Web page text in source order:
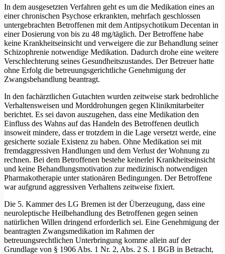
In dem ausgesetzten Verfahren geht es um die Medikation eines an
einer chronischen Psychose erkrankten, mehrfach geschlossen
untergebrachten Betroffenen mit dem Antipsychotikum Decentan in
einer Dosierung von bis zu 48 mg/täglich. Der Betroffene habe
keine Krankheitseinsicht und verweigere die zur Behandlung seiner
Schizophrenie notwendige Medikation. Dadurch drohe eine weitere
Verschlechterung seines Gesundheitszustandes. Der Betreuer hatte
ohne Erfolg die betreuungsgerichtliche Genehmigung der
Zwangsbehandlung beantragt.
In den fachärztlichen Gutachten wurden zeitweise stark bedrohliche
Verhaltensweisen und Morddrohungen gegen Klinikmitarbeiter
berichtet. Es sei davon auszugehen, dass eine Medikation den
Einfluss des Wahns auf das Handeln des Betroffenen deutlich
insoweit mindere, dass er trotzdem in die Lage versetzt werde, eine
gesicherte soziale Existenz zu haben. Ohne Medikation sei mit
fremdaggressiven Handlungen und dem Verlust der Wohnung zu
rechnen. Bei dem Betroffenen bestehe keinerlei Krankheitseinsicht
und keine Behandlungsmotivation zur medizinisch notwendigen
Pharmakotherapie unter stationären Bedingungen. Der Betroffene
war aufgrund aggressiven Verhaltens zeitweise fixiert.
Die 5. Kammer des LG Bremen ist der Überzeugung, dass eine
neuroleptische Heilbehandlung des Betroffenen gegen seinen
natürlichen Willen dringend erforderlich sei. Eine Genehmigung der
beantragten Zwangsmedikation im Rahmen der
betreuungsrechtlichen Unterbringung komme allein auf der
Grundlage von § 1906 Abs. 1 Nr. 2, Abs. 2 S. 1 BGB in Betracht,